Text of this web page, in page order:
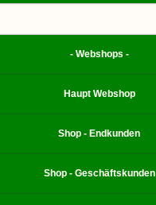
- Webshops -
Haupt Webshop
Shop - Endkunden
Shop - Geschäftskunden